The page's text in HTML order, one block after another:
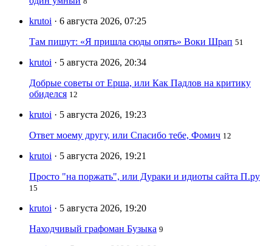
krutoi · 6 августа 2026, 07:25
Там пишут: «Я пришла сюды опять» Воки Шрап 51
krutoi · 5 августа 2026, 20:34
Добрые советы от Ерша, или Как Падлов на критику
обиделся 12
krutoi · 5 августа 2026, 19:23
Ответ моему другу, или Спасибо тебе, Фомич 12
krutoi · 5 августа 2026, 19:21
Просто "на поржать", или Дураки и идиоты сайта П.ру
15
krutoi · 5 августа 2026, 19:20
Находчивый графоман Бузыка 9